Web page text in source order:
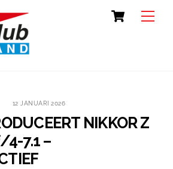
Cart
12 JANUARI 2026
NIKKOR Z
7.1 –